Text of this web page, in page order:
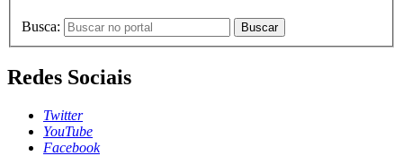
Busca: Buscar
Redes Sociais
Twitter
YouTube
Facebook